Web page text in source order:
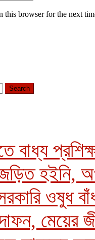
this browser for the next
বাধ্য
হইনি,
ওষুধ
মেয়ের